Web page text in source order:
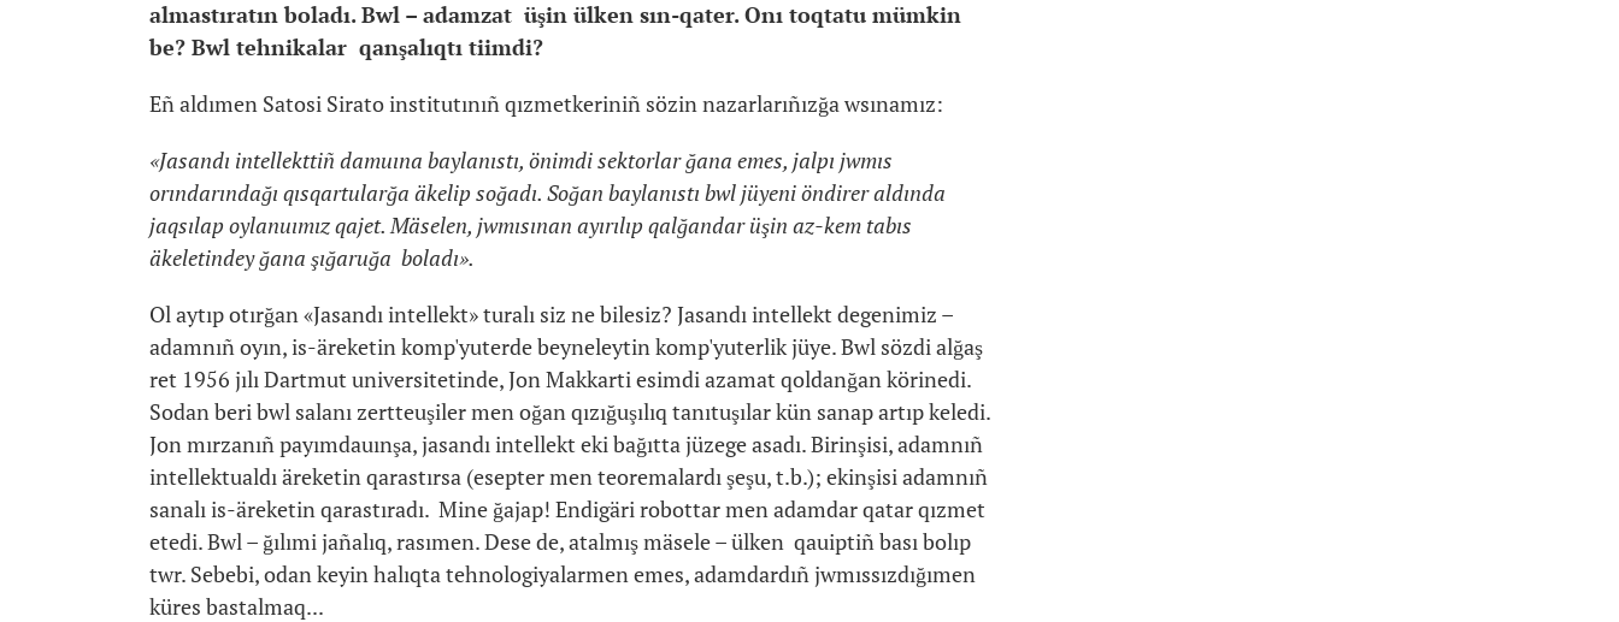
almastıratın boladı. Bwl – adamzat üşin ülken sın-qater. Onı toqtatu mümkin
be? Bwl tehnikalar qanşalıqtı tiimdi?
Eñ aldımen Satosi Sirato institutınıñ qızmetkeriniñ sözin nazarlarıñızğa wsınamız:
«Jasandı intellekttiñ damuına baylanıstı, önimdi sektorlar ğana emes, jalpı jwmıs
orındarındağı qısqartularğa äkelip soğadı. Soğan baylanıstı bwl jüyeni öndirer aldında
jaqsılap oylanuımız qajet. Mäselen, jwmısınan ayırılıp qalğandar üşin az-kem tabıs
äkeletindey ğana şığaruğa boladı».
Ol aytıp otırğan «Jasandı intellekt» turalı siz ne bilesiz? Jasandı intellekt degenimiz –
adamnıñ oyın, is-äreketin komp'yuterde beyneleytin komp'yuterlik jüye. Bwl sözdi alğaş
ret 1956 jılı Dartmut universitetinde, Jon Makkarti esimdi azamat qoldanğan körinedi.
Sodan beri bwl salanı zertteuşiler men oğan qızığuşılıq tanıtuşılar kün sanap artıp keledi.
Jon mırzanıñ payımdauınşa, jasandı intellekt eki bağıtta jüzege asadı. Birinşisi, adamnıñ
intellektualdı äreketin qarastırsa (esepter men teoremalardı şeşu, t.b.); ekinşisi adamnıñ
sanalı is-äreketin qarastıradı. Mine ğajap! Endigäri robottar men adamdar qatar qızmet
etedi. Bwl – ğılımi jañalıq, rasımen. Dese de, atalmış mäsele – ülken qauiptiñ bası bolıp
twr. Sebebi, odan keyin halıqta tehnologiyalarmen emes, adamdardıñ jwmıssızdığımen
küres bastalmaq...